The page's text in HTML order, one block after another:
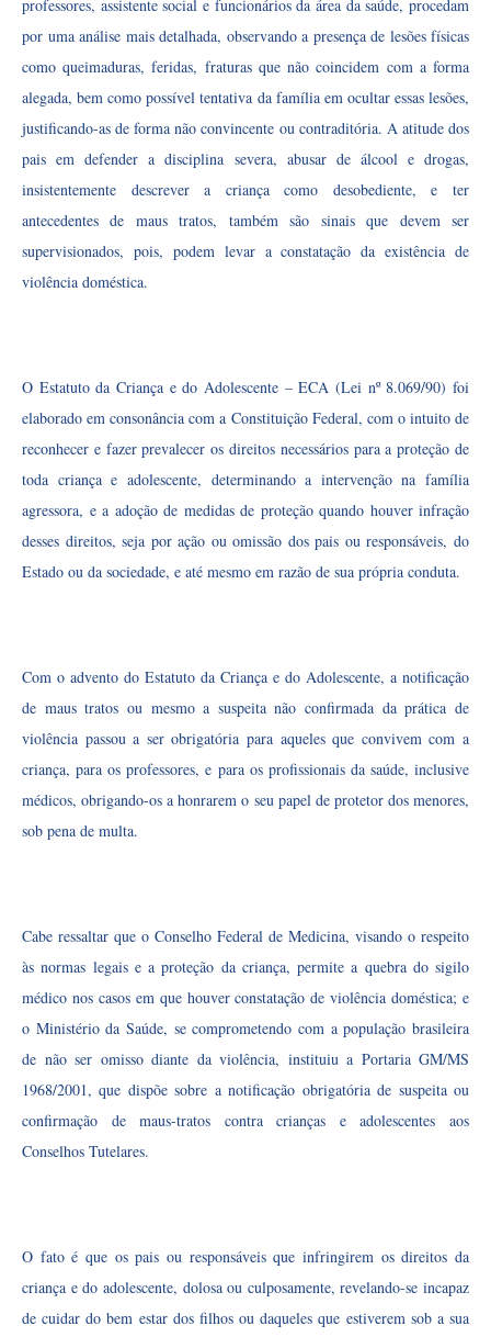
professores, assistente social e funcionários da área da saúde, procedam
por uma análise mais detalhada, observando a presença de lesões físicas
como queimaduras, feridas, fraturas que não coincidem com a forma
alegada, bem como possível tentativa da família em ocultar essas lesões,
justificando-as de forma não convincente ou contraditória. A atitude dos
pais em defender a disciplina severa, abusar de álcool e drogas,
insistentemente descrever a criança como desobediente, e ter
antecedentes de maus tratos, também são sinais que devem ser
supervisionados, pois, podem levar a constatação da existência de
violência doméstica.
O Estatuto da Criança e do Adolescente – ECA (Lei nº 8.069/90) foi
elaborado em consonância com a Constituição Federal, com o intuito de
reconhecer e fazer prevalecer os direitos necessários para a proteção de
toda criança e adolescente, determinando a intervenção na família
agressora, e a adoção de medidas de proteção quando houver infração
desses direitos, seja por ação ou omissão dos pais ou responsáveis, do
Estado ou da sociedade, e até mesmo em razão de sua própria conduta.
Com o advento do Estatuto da Criança e do Adolescente, a notificação
de maus tratos ou mesmo a suspeita não confirmada da prática de
violência passou a ser obrigatória para aqueles que convivem com a
criança, para os professores, e para os profissionais da saúde, inclusive
médicos, obrigando-os a honrarem o seu papel de protetor dos menores,
sob pena de multa.
Cabe ressaltar que o Conselho Federal de Medicina, visando o respeito
às normas legais e a proteção da criança, permite a quebra do sigilo
médico nos casos em que houver constatação de violência doméstica; e
o Ministério da Saúde, se comprometendo com a população brasileira
de não ser omisso diante da violência, instituiu a Portaria GM/MS
1968/2001, que dispõe sobre a notificação obrigatória de suspeita ou
confirmação de maus-tratos contra crianças e adolescentes aos
Conselhos Tutelares.
O fato é que os pais ou responsáveis que infringirem os direitos da
criança e do adolescente, dolosa ou culposamente, revelando-se incapaz
de cuidar do bem estar dos filhos ou daqueles que estiverem sob a sua